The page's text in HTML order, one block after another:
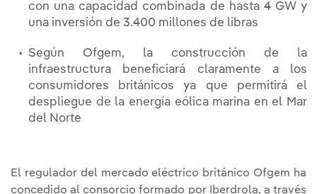
con una capacidad combinada de hasta 4 GW y
una inversión de 3.400 millones de libras
Según Ofgem, la construcción de la
infraestructura beneficiará claramente a los
consumidores británicos ya que permitirá el
despliegue de la energía eólica marina en el Mar
del Norte
El regulador del mercado eléctrico británico Ofgem ha
concedido al consorcio formado por Iberdrola, a través